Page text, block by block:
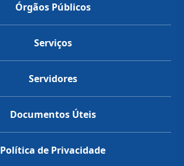
Órgãos Públicos
Serviços
Servidores
Documentos Úteis
Política de Privacidade